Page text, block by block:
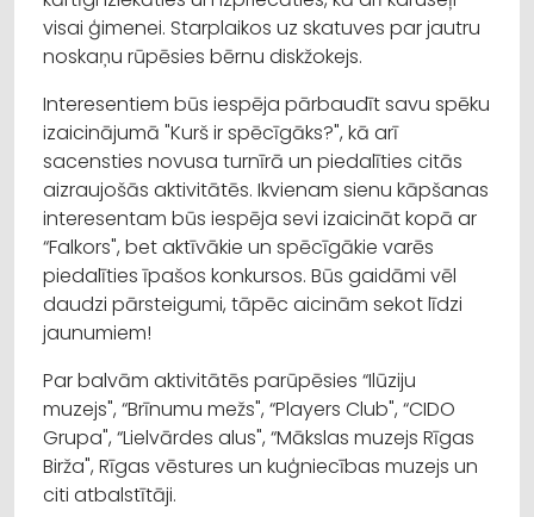
visai ģimenei. Starplaikos uz skatuves par jautru
noskaņu rūpēsies bērnu diskžokejs.
Interesentiem būs iespēja pārbaudīt savu spēku
izaicinājumā "Kurš ir spēcīgāks?", kā arī
sacensties novusa turnīrā un piedalīties citās
aizraujošās aktivitātēs. Ikvienam sienu kāpšanas
interesentam būs iespēja sevi izaicināt kopā ar
“Falkors", bet aktīvākie un spēcīgākie varēs
piedalīties īpašos konkursos. Būs gaidāmi vēl
daudzi pārsteigumi, tāpēc aicinām sekot līdzi
jaunumiem!
Par balvām aktivitātēs parūpēsies “Ilūziju
muzejs", “Brīnumu mežs", “Players Club", “CIDO
Grupa", “Lielvārdes alus", “Mākslas muzejs Rīgas
Birža", Rīgas vēstures un kuģniecības muzejs un
citi atbalstītāji.